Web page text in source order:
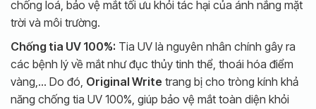
chống loá, bảo vệ mắt tối ưu khỏi tác hại của ánh nắng mặt
trời và môi trường.
Chống tia UV 100%: Tia UV là nguyên nhân chính gây ra
các bệnh lý về mắt như đục thủy tinh thể, thoái hóa điểm
vàng,… Do đó, Original Write trang bị cho tròng kính khả
năng chống tia UV 100%, giúp bảo vệ mắt toàn diện khỏi